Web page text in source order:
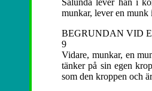
Sålunda lever han i
munkar, lever en munk
BEGRUNDAN VID
9
Vidare, munkar, en
tänker på sin egen
som den kroppen och